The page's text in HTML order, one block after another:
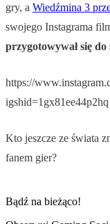
gry, a Wiedźmina 3
swojego Instagrama
przygotowywał się
https://
igshid=1gx81ee44p2hq
Kto jeszcze ze świata
fanem gier?
Bądź na bieżąco!